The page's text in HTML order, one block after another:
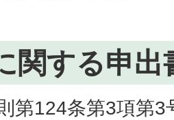
関する申出
第124条第3項第